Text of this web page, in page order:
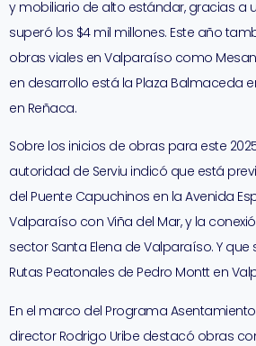
y mobiliario de alto estándar, gracias a
superó los $4 mil millones. Este año
obras viales en Valparaíso como
en desarrollo está la Plaza Balmaceda
en Reñaca.
Sobre los inicios de obras para este
autoridad de Serviu indicó que está
del Puente Capuchinos en la Avenida
Valparaíso con Viña del Mar, y la
sector Santa Elena de Valparaíso. Y
Rutas Peatonales de Pedro Montt en
En el marco del Programa
director Rodrigo Uribe destacó obras